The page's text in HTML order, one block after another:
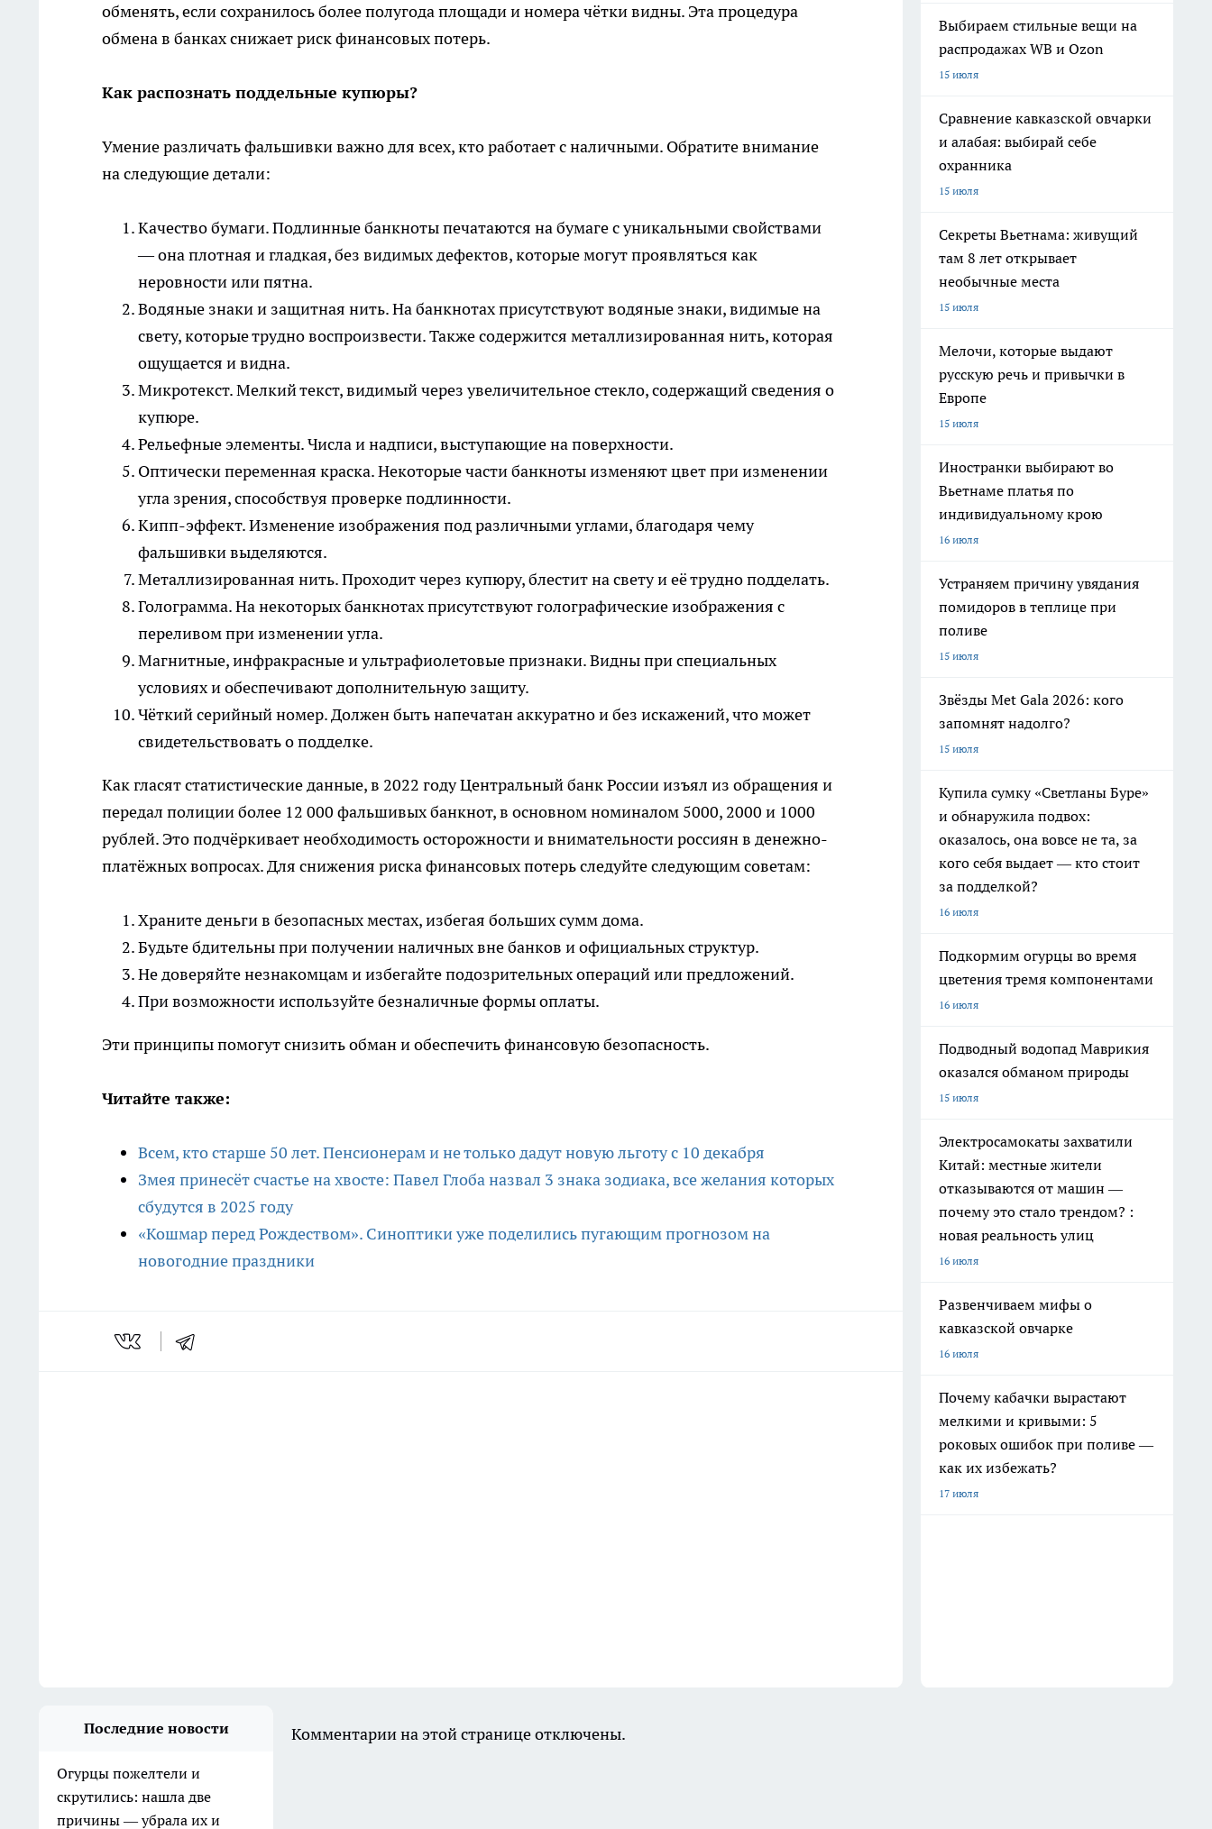
обменять, если сохранилось более полугода площади и номера чётки видны. Эта процедура
обмена в банках снижает риск финансовых потерь.
Как распознать поддельные купюры?
Умение различать фальшивки важно для всех, кто работает с наличными. Обратите внимание
на следующие детали:
Качество бумаги. Подлинные банкноты печатаются на бумаге с уникальными свойствами
— она плотная и гладкая, без видимых дефектов, которые могут проявляться как
неровности или пятна.
Водяные знаки и защитная нить. На банкнотах присутствуют водяные знаки, видимые на
свету, которые трудно воспроизвести. Также содержится металлизированная нить, которая
ощущается и видна.
Микротекст. Мелкий текст, видимый через увеличительное стекло, содержащий сведения о
купюре.
Рельефные элементы. Числа и надписи, выступающие на поверхности.
Оптически переменная краска. Некоторые части банкноты изменяют цвет при изменении
угла зрения, способствуя проверке подлинности.
Кипп-эффект. Изменение изображения под различными углами, благодаря чему
фальшивки выделяются.
Металлизированная нить. Проходит через купюру, блестит на свету и её трудно подделать.
Голограмма. На некоторых банкнотах присутствуют голографические изображения с
переливом при изменении угла.
Магнитные, инфракрасные и ультрафиолетовые признаки. Видны при специальных
условиях и обеспечивают дополнительную защиту.
Чёткий серийный номер. Должен быть напечатан аккуратно и без искажений, что может
свидетельствовать о подделке.
Как гласят статистические данные, в 2022 году Центральный банк России изъял из обращения и
передал полиции более 12 000 фальшивых банкнот, в основном номиналом 5000, 2000 и 1000
рублей. Это подчёркивает необходимость осторожности и внимательности россиян в денежно-
платёжных вопросах. Для снижения риска финансовых потерь следуйте следующим советам:
Храните деньги в безопасных местах, избегая больших сумм дома.
Будьте бдительны при получении наличных вне банков и официальных структур.
Не доверяйте незнакомцам и избегайте подозрительных операций или предложений.
При возможности используйте безналичные формы оплаты.
Эти принципы помогут снизить обман и обеспечить финансовую безопасность.
Читайте также:
Всем, кто старше 50 лет. Пенсионерам и не только дадут новую льготу с 10 декабря
Змея принесёт счастье на хвосте: Павел Глоба назвал 3 знака зодиака, все желания которых
сбудутся в 2025 году
«Кошмар перед Рождеством». Синоптики уже поделились пугающим прогнозом на
новогодние праздники
Выбираем стильные вещи на
распродажах WB и Ozon
15 июля
Сравнение кавказской овчарки
и алабая: выбирай себе
охранника
15 июля
Секреты Вьетнама: живущий
там 8 лет открывает
необычные места
15 июля
Мелочи, которые выдают
русскую речь и привычки в
Европе
15 июля
Иностранки выбирают во
Вьетнаме платья по
индивидуальному крою
16 июля
Устраняем причину увядания
помидоров в теплице при
поливе
15 июля
Звёзды Met Gala 2026: кого
запомнят надолго?
15 июля
Купила сумку «Светланы Буре»
и обнаружила подвох:
оказалось, она вовсе не та, за
кого себя выдает — кто стоит
за подделкой?
16 июля
Подкормим огурцы во время
цветения тремя компонентами
16 июля
Подводный водопад Маврикия
оказался обманом природы
15 июля
Электросамокаты захватили
Китай: местные жители
отказываются от машин —
почему это стало трендом? :
новая реальность улиц
16 июля
Развенчиваем мифы о
кавказской овчарке
16 июля
Почему кабачки вырастают
мелкими и кривыми: 5
роковых ошибок при поливе —
как их избежать?
17 июля
Последние новости
Огурцы пожелтели и
скрутились: нашла две
причины — убрала их и
Комментарии на этой странице отключены.